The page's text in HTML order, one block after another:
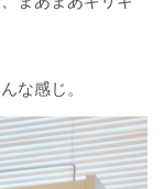
な感じ。